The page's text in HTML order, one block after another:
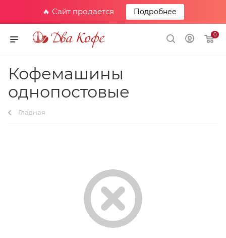
🔥 Сайт продается Подробнее
0
Кофемашины
однопостовые
Главная